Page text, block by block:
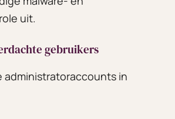
uit.
gebruikers
administratoraccounts in